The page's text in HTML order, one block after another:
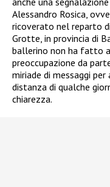
Alessandro Rosica,
ricoverato nel reparto
Grotte, in provincia di
ballerino non ha fatto
preoccupazione da
miriade di messaggi
distanza di qualche
chiarezza.